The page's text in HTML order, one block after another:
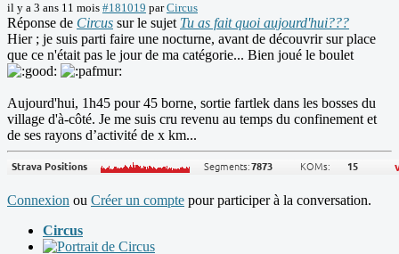
il y a 3 ans 11 mois #181019 parCircus
Réponse de Circus sur le sujet Tu as fait quoi aujourd'hui???
Hier ; je suis parti faire une nocturne, avant de découvrir sur place
que ce n'était pas le jour de ma catégorie... Bien joué le boulet
Aujourd'hui, 1h45 pour 45 borne, sortie fartlek dans les bosses du
village d'à-côté. Je me suis cru revenu au temps du confinement et
de ses rayons d’activité de x km...
Connexion ou Créer un compte pour participer à la conversation.
Circus